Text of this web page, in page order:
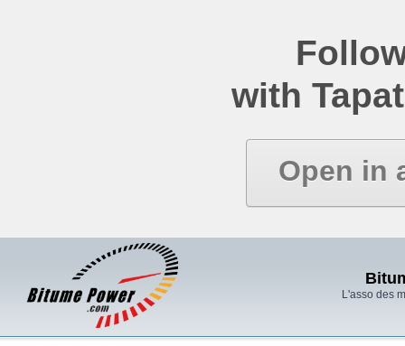
with
Open in
L'asso des